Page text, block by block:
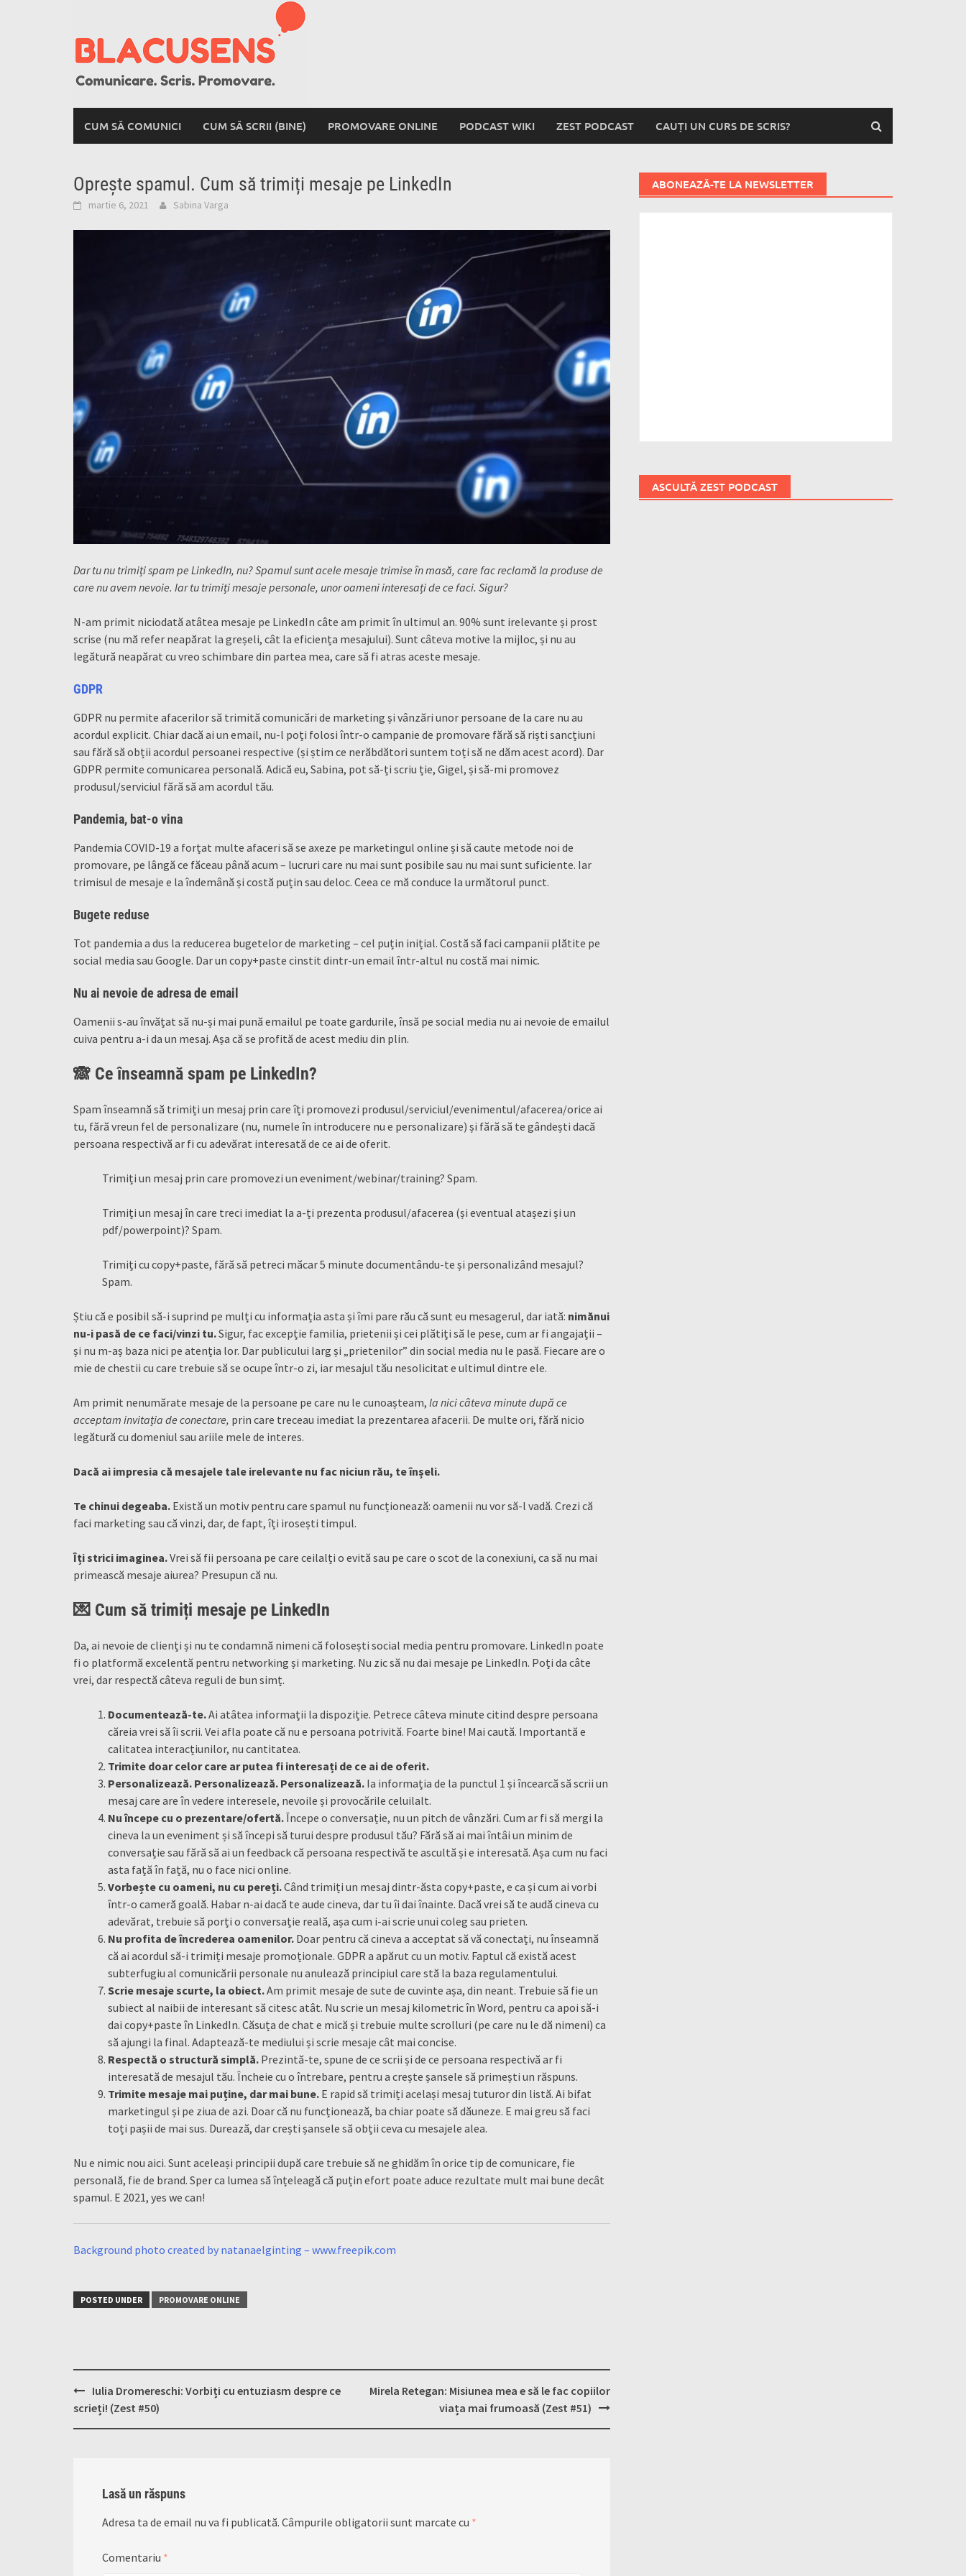
CUM SĂ COMUNICI CUM SĂ SCRII (BINE) PROMOVARE ONLINE PODCAST WIKI ZEST PODCAST CAUȚI UN CURS DE SCRIS?
Oprește spamul. Cum să trimiți mesaje pe LinkedIn
martie 6, 2021 Sabina Varga
Dar tu nu trimiți spam pe LinkedIn, nu? Spamul sunt acele mesaje trimise în masă, care fac reclamă la produse de
care nu avem nevoie. Iar tu trimiți mesaje personale, unor oameni interesați de ce faci. Sigur?
N-am primit niciodată atâtea mesaje pe LinkedIn câte am primit în ultimul an. 90% sunt irelevante și prost
scrise (nu mă refer neapărat la greșeli, cât la eficiența mesajului). Sunt câteva motive la mijloc, și nu au
legătură neapărat cu vreo schimbare din partea mea, care să fi atras aceste mesaje.
GDPR
GDPR nu permite afacerilor să trimită comunicări de marketing și vânzări unor persoane de la care nu au
acordul explicit. Chiar dacă ai un email, nu-l poți folosi într-o campanie de promovare fără să riști sancțiuni
sau fără să obții acordul persoanei respective (și știm ce nerăbdători suntem toți să ne dăm acest acord). Dar
GDPR permite comunicarea personală. Adică eu, Sabina, pot să-ți scriu ție, Gigel, și să-mi promovez
produsul/serviciul fără să am acordul tău.
Pandemia, bat-o vina
Pandemia COVID-19 a forțat multe afaceri să se axeze pe marketingul online și să caute metode noi de
promovare, pe lângă ce făceau până acum – lucruri care nu mai sunt posibile sau nu mai sunt suficiente. Iar
trimisul de mesaje e la îndemână și costă puțin sau deloc. Ceea ce mă conduce la următorul punct.
Bugete reduse
Tot pandemia a dus la reducerea bugetelor de marketing – cel puțin inițial. Costă să faci campanii plătite pe
social media sau Google. Dar un copy+paste cinstit dintr-un email într-altul nu costă mai nimic.
Nu ai nevoie de adresa de email
Oamenii s-au învățat să nu-și mai pună emailul pe toate gardurile, însă pe social media nu ai nevoie de emailul
cuiva pentru a-i da un mesaj. Așa că se profită de acest mediu din plin.
🙈 Ce înseamnă spam pe LinkedIn?
Spam înseamnă să trimiți un mesaj prin care îți promovezi produsul/serviciul/evenimentul/afacerea/orice ai
tu, fără vreun fel de personalizare (nu, numele în introducere nu e personalizare) și fără să te gândești dacă
persoana respectivă ar fi cu adevărat interesată de ce ai de oferit.
Trimiți un mesaj prin care promovezi un eveniment/webinar/training? Spam.
Trimiți un mesaj în care treci imediat la a-ți prezenta produsul/afacerea (și eventual atașezi și un
pdf/powerpoint)? Spam.
Trimiți cu copy+paste, fără să petreci măcar 5 minute documentându-te și personalizând mesajul?
Spam.
Știu că e posibil să-i suprind pe mulți cu informația asta și îmi pare rău că sunt eu mesagerul, dar iată: nimănui
nu-i pasă de ce faci/vinzi tu.Sigur, fac excepție familia, prietenii și cei plătiți să le pese, cum ar fi angajații –
și nu m-aș baza nici pe atenția lor. Dar publicului larg și „prietenilor” din social media nu le pasă. Fiecare are o
mie de chestii cu care trebuie să se ocupe într-o zi, iar mesajul tău nesolicitat e ultimul dintre ele.
Am primit nenumărate mesaje de la persoane pe care nu le cunoașteam, la nici câteva minute după ce
acceptam invitația de conectare, prin care treceau imediat la prezentarea afacerii. De multe ori, fără nicio
legătură cu domeniul sau ariile mele de interes.
Dacă ai impresia că mesajele tale irelevante nu fac niciun rău, te înșeli.
Te chinui degeaba. Există un motiv pentru care spamul nu funcționează: oamenii nu vor să-l vadă. Crezi că
faci marketing sau că vinzi, dar, de fapt, îți irosești timpul.
Îți strici imaginea.Vrei să fii persoana pe care ceilalți o evită sau pe care o scot de la conexiuni, ca să nu mai
primească mesaje aiurea? Presupun că nu.
💌 Cum să trimiți mesaje pe LinkedIn
Da, ai nevoie de clienți și nu te condamnă nimeni că folosești social media pentru promovare. LinkedIn poate
fi o platformă excelentă pentru networking și marketing. Nu zic să nu dai mesaje pe LinkedIn. Poți da câte
vrei, dar respectă câteva reguli de bun simț.
Documentează-te.Ai atâtea informații la dispoziție. Petrece câteva minute citind despre persoana
căreia vrei să îi scrii. Vei afla poate că nu e persoana potrivită. Foarte bine! Mai caută. Importantă e
calitatea interacțiunilor, nu cantitatea.
Trimite doar celor care ar putea fi interesați de ce ai de oferit.
Personalizează. Personalizează. Personalizează. Ia informația de la punctul 1 și încearcă să scrii un
mesaj care are în vedere interesele, nevoile și provocările celuilalt.
Nu începe cu o prezentare/ofertă.Începe o conversație, nu un pitch de vânzări. Cum ar fi să mergi la
cineva la un eveniment și să începi să turui despre produsul tău? Fără să ai mai întâi un minim de
conversație sau fără să ai un feedback că persoana respectivă te ascultă și e interesată. Așa cum nu faci
asta față în față, nu o face nici online.
Vorbește cu oameni, nu cu pereți.Când trimiți un mesaj dintr-ăsta copy+paste, e ca și cum ai vorbi
într-o cameră goală. Habar n-ai dacă te aude cineva, dar tu îi dai înainte. Dacă vrei să te audă cineva cu
adevărat, trebuie să porți o conversație reală, așa cum i-ai scrie unui coleg sau prieten.
Nu profita de încrederea oamenilor. Doar pentru că cineva a acceptat să vă conectați, nu înseamnă
că ai acordul să-i trimiți mesaje promoționale. GDPR a apărut cu un motiv. Faptul că există acest
subterfugiu al comunicării personale nu anulează principiul care stă la baza regulamentului.
Scrie mesaje scurte, la obiect.Am primit mesaje de sute de cuvinte așa, din neant. Trebuie să fie un
subiect al naibii de interesant să citesc atât. Nu scrie un mesaj kilometric în Word, pentru ca apoi să-i
dai copy+paste în LinkedIn. Căsuța de chat e mică și trebuie multe scrolluri (pe care nu le dă nimeni) ca
să ajungi la final. Adaptează-te mediului și scrie mesaje cât mai concise.
Respectă o structură simplă. Prezintă-te, spune de ce scrii și de ce persoana respectivă ar fi
interesată de mesajul tău. Încheie cu o întrebare, pentru a crește șansele să primești un răspuns.
Trimite mesaje mai puține, dar mai bune. E rapid să trimiți același mesaj tuturor din listă. Ai bifat
marketingul și pe ziua de azi. Doar că nu funcționează, ba chiar poate să dăuneze. E mai greu să faci
toți pașii de mai sus. Durează, dar crești șansele să obții ceva cu mesajele alea.
Nu e nimic nou aici. Sunt aceleași principii după care trebuie să ne ghidăm în orice tip de comunicare, fie
personală, fie de brand. Sper ca lumea să înțeleagă că puțin efort poate aduce rezultate mult mai bune decât
spamul. E 2021, yes we can!
Background photo created by natanaelginting – www.freepik.com
POSTED UNDER PROMOVARE ONLINE
Post
navigation
Iulia Dromereschi: Vorbiți cu entuziasm despre ce
scrieți! (Zest #50)
Mirela Retegan: Misiunea mea e să le fac copiilor
viața mai frumoasă (Zest #51)
Lasă un răspuns
Adresa ta de email nu va fi publicată. Câmpurile obligatorii sunt marcate cu *
Comentariu *
ABONEAZĂ-TE LA NEWSLETTER
ASCULTĂ ZEST PODCAST